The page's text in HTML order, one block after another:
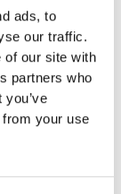
ads, to
our traffic.
of our site with
partners who
from your use
som visas
etc.